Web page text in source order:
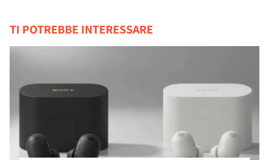
TI POTREBBE INTERESSARE